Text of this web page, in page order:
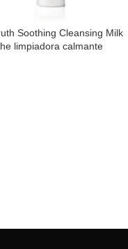
Soothing Cleansing Milk
limpiadora calmante